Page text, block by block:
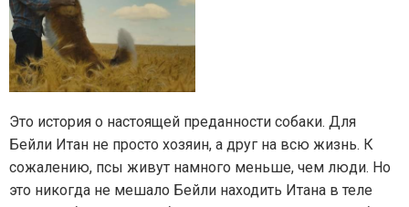
Это история о настоящей преданности собаки. Для
Бейли Итан не просто хозяин, а друг на всю жизнь. К
сожалению, псы живут намного меньше, чем люди. Но
это никогда не мешало Бейли находить Итана в теле